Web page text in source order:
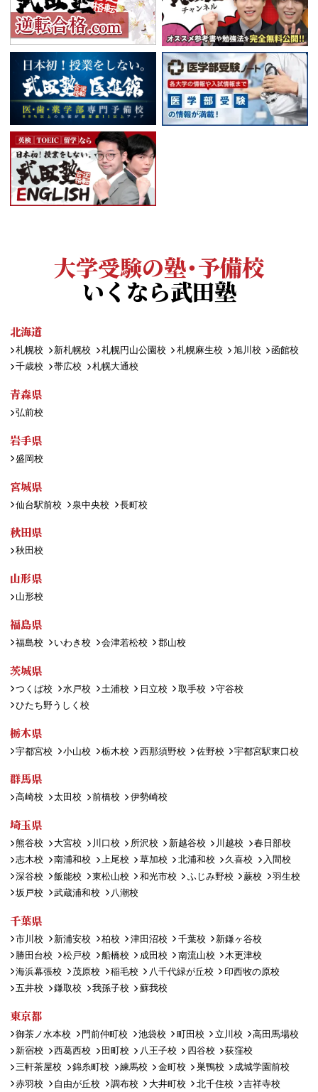
大学受験の塾・予備校
いくなら武田塾
北海道
札幌校 新札幌校 札幌円山公園校 札幌麻生校 旭川校
函館校
千歳校
帯広校 札幌大通校
青森県
弘前校
岩手県
盛岡校
宮城県
仙台駅前校 泉中央校 長町校
秋田県
秋田校
山形県
山形校
福島県
福島校 いわき校 会津若松校 郡山校
茨城県
つくば校 水戸校 土浦校 日立校 取手校
守谷校
ひたち野うしく校
栃木県
宇都宮校 小山校 栃木校 西那須野校 佐野校 宇都宮駅東口校
群馬県
高崎校 太田校 前橋校 伊勢崎校
埼玉県
熊谷校 大宮校 川口校 所沢校 新越谷校 川越校
春日部校
志木校
南浦和校 上尾校 草加校 北浦和校 久喜校
入間校
深谷校
飯能校 東松山校 和光市校 ふじみ野校 蕨校
羽生校
坂戸校
武蔵浦和校 八潮校
千葉県
市川校 新浦安校 柏校 津田沼校 千葉校
新鎌ヶ谷校
勝田台校
松戸校 船橋校 成田校 南流山校
木更津校
海浜幕張校
茂原校 稲毛校 八千代緑が丘校
印西牧の原校
五井校
鎌取校 我孫子校 蘇我校
東京都
御茶ノ水本校 門前仲町校 池袋校 町田校 立川校
高田馬場校
新宿校
西葛西校 田町校 八王子校 四谷校
荻窪校
三軒茶屋校
錦糸町校 練馬校 金町校 巣鴨校
成城学園前校
赤羽校
自由が丘校 調布校 大井町校 北千住校 吉祥寺校